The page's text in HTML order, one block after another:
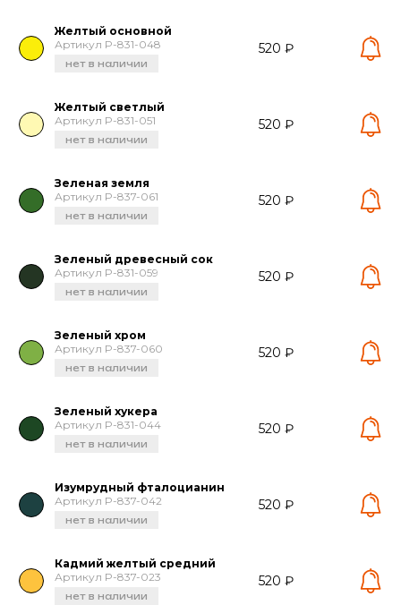
Желтый основной
Артикул P-831-048
нет в наличии
520 ₽
Желтый светлый
Артикул P-831-051
нет в наличии
520 ₽
Зеленая земля
Артикул P-837-061
нет в наличии
520 ₽
Зеленый древесный сок
Артикул P-831-059
нет в наличии
520 ₽
Зеленый хром
Артикул P-837-060
нет в наличии
520 ₽
Зеленый хукера
Артикул P-831-044
нет в наличии
520 ₽
Изумрудный фталоцианин
Артикул P-837-042
нет в наличии
520 ₽
Кадмий желтый средний
Артикул P-837-023
нет в наличии
520 ₽